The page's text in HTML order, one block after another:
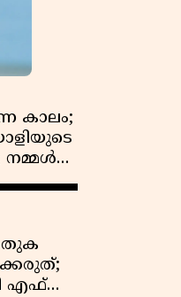
കാലം;
നമ്മൾ
തുക
എഫ്